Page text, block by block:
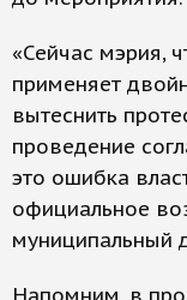
«Сейчас мэрия,
применяет
вытеснить
проведение
это ошибка
официальное
муниципальный